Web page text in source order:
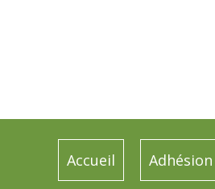
Accueil